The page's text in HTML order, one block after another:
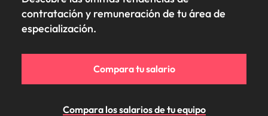
contratación y remuneración de tu área de
especialización.
Compara tu salario
Compara los salarios de tu equipo